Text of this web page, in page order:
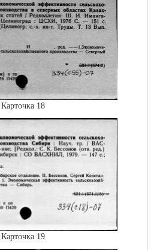
Карточка 18
Карточка 19